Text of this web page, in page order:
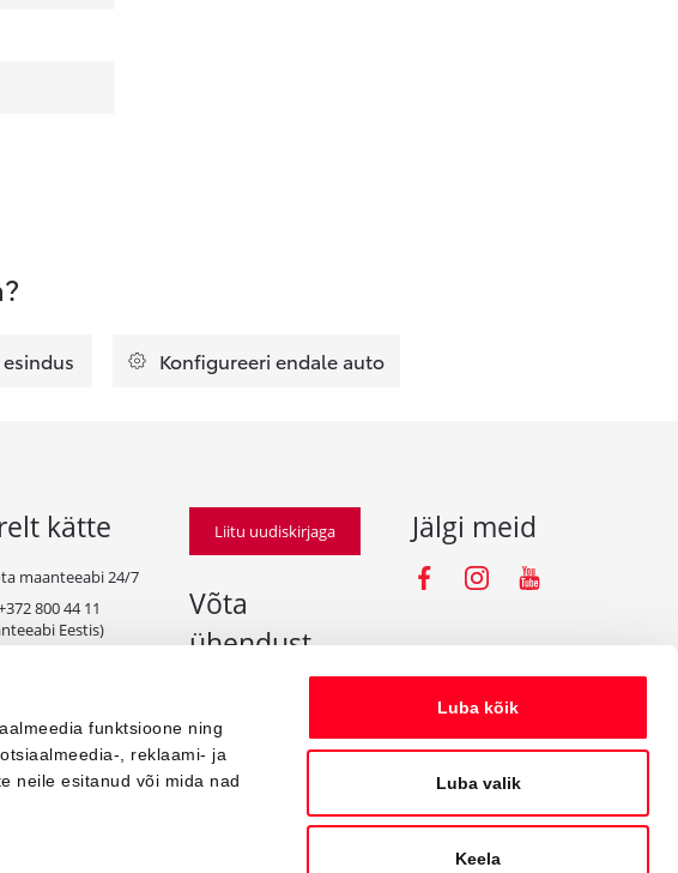
funktsioone ning
, reklaami- ja
neile esitanud või mida nad
Luba kõik
Luba valik
Keela
esindus Konfigureeri endale auto
kätte
maanteeabi 24/7
800 44 11
Eestis)
Liitu uudiskirjaga
Võta
ühendust
press@amserv.ee
Teavita rikkumisest
Jälgi meid
Facebooki